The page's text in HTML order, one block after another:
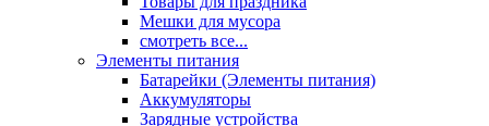
Мешки для мусора
смотреть все...
Элементы питания
Батарейки (Элементы питания)
Аккумуляторы
Зарядные устройства